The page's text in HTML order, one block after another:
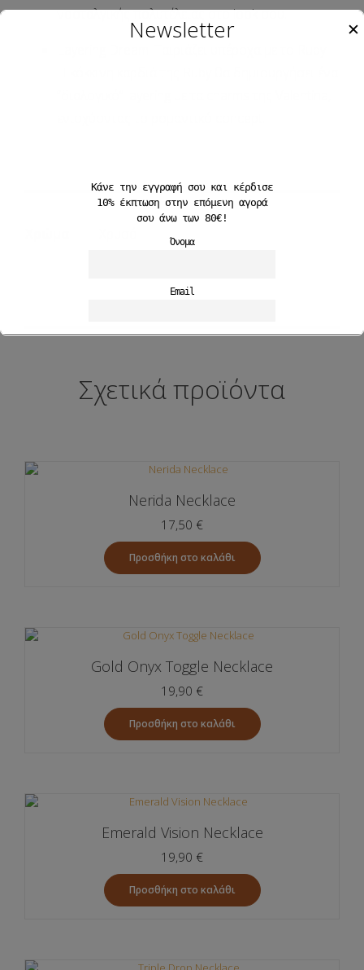
νοσταλγικής πολυτέλειας στο look σου.
Σχετικά προϊόντα
Nerida Necklace
17,50 €
Προσθήκη στο καλάθι
Gold Onyx Toggle Necklace
19,90 €
Προσθήκη στο καλάθι
Emerald Vision Necklace
19,90 €
Προσθήκη στο καλάθι
Newsletter ✕
Κάνε την εγγραφή σου και κέρδισε
10%έκπτωση στην επόμενη αγορά
σου άνω των 80€!
Όνομα
Email